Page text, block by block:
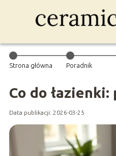
Strona główna Poradnik
Co do łazienki:
Data publikacji: 2026-03-25